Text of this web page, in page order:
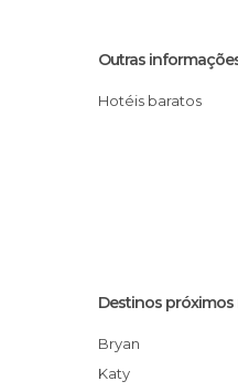
Outras
Hotéis baratos
Destinos
Bryan
Katy